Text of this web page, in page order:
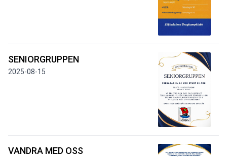
SENIORGRUPPEN
2025-08-15
VANDRA MED OSS